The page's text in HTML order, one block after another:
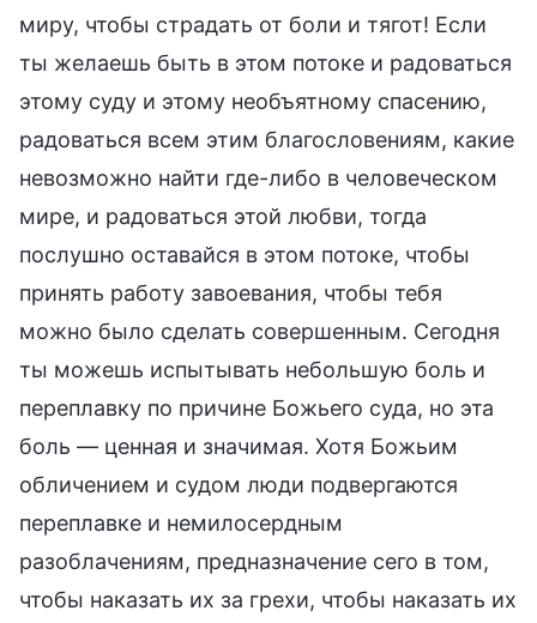
миру, чтобы страдать от боли и тягот! Если
ты желаешь быть в этом потоке и радоваться
этому суду и этому необъятному спасению,
радоваться всем этим благословениям, какие
невозможно найти где-либо в человеческом
мире, и радоваться этой любви, тогда
послушно оставайся в этом потоке, чтобы
принять работу завоевания, чтобы тебя
можно было сделать совершенным. Сегодня
ты можешь испытывать небольшую боль и
переплавку по причине Божьего суда, но эта
боль — ценная и значимая. Хотя Божьим
обличением и судом люди подвергаются
переплавке и немилосердным
разоблачениям, предназначение сего в том,
чтобы наказать их за грехи, чтобы наказать их